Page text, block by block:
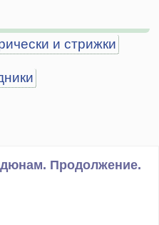
и стрижки
дюнам. Продолжение.